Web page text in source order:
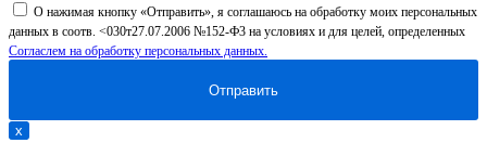
О нажимая кнопку «Отправить», я соглашаюсь на обработку моих персональных
данных в соотв. <030т27.07.2006 №152-Ф3 на условиях и для целей, определенных
Согласлем на обработку персональных данных.
х